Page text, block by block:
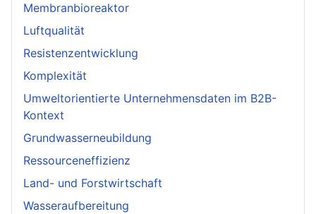
Membranbioreaktor
Luftqualität
Resistenzentwicklung
Komplexität
Umweltorientierte Unternehmensdaten im B2B-
Kontext
Grundwasserneubildung
Ressourceneffizienz
Land- und Forstwirtschaft
Wasseraufbereitung